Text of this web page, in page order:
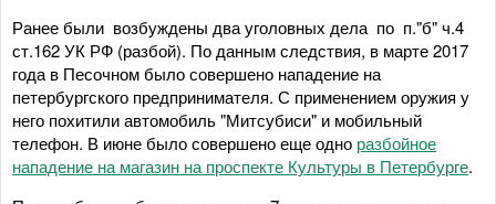
Ранее были возбуждены два уголовных дела по п."б" ч.4
ст.162 УК РФ (разбой). По данным следствия, в марте 2017
года в Песочном было совершено нападение на
петербургского предпринимателя. С применением оружия у
него похитили автомобиль "Митсубиси" и мобильный
телефон. В июне было совершено еще одно разбойное
нападение на магазин на проспекте Культуры в Петербурге.